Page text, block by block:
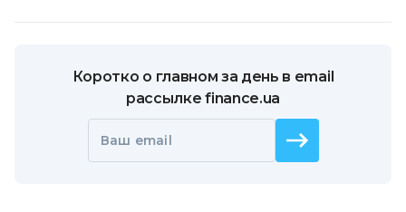
Коротко о главном за день в email
рассылке finance.ua
Ваш email